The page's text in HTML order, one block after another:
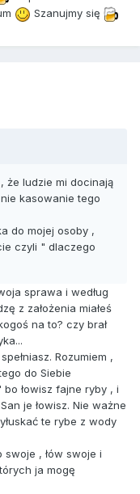
Szanujmy się
że ludzie mi docinają
kasowanie tego
do mojej osoby ,
czyli " dlaczego
sprawa i według
z założenia miałeś
na to? czy brał
Rozumiem ,
do Siebie
łowisz fajne ryby , i
je łowisz. Nie ważne
te rybe z wody
, łów swoje i
ja mogę